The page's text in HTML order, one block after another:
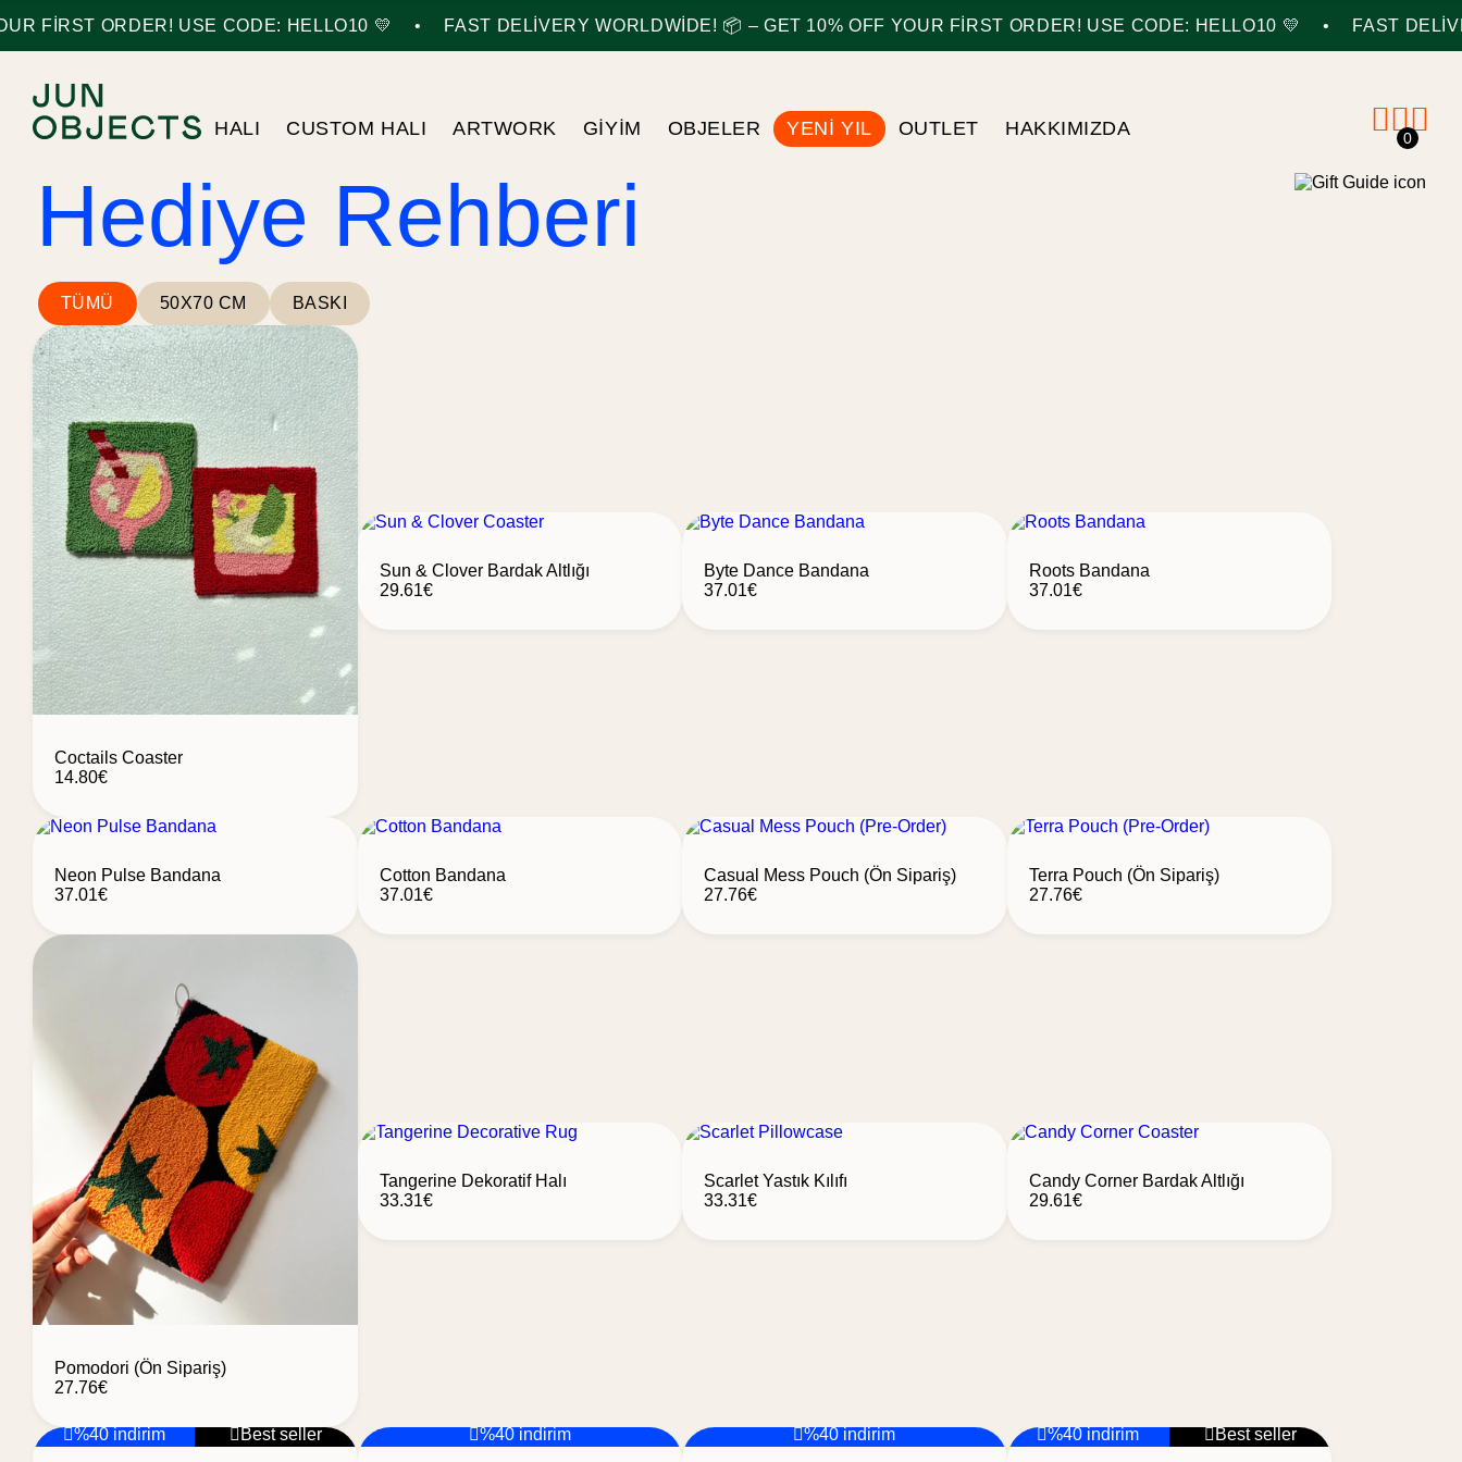
FIRST ORDER! USE CODE: HELLO10 💛 FAST DELIVERY WORLDWIDE! 📦 – GET 10% OFF YOUR FIRST ORDER! USE CODE: HELLO10 💛 FAST
HALI CUSTOM HALI ARTWORK GIYIM OBJELER YENI YIL OUTLET HAKKIMIZDA 0
Hediye Rehberi
TÜMÜ 50X70 CM BASKI
Coctails Coaster
14.80€
Sun & Clover Bardak Altlığı
29.61€
Byte Dance Bandana
37.01€
Roots Bandana
37.01€
Neon Pulse Bandana
37.01€
Cotton Bandana
37.01€
Casual Mess Pouch (Ön Sipariş)
27.76€
Terra Pouch (Ön Sipariş)
27.76€
Pomodori (Ön Sipariş)
27.76€
Tangerine Dekoratif Halı
33.31€
Scarlet Yastık Kılıfı
33.31€
Candy Corner Bardak Altlığı
29.61€
%40 indirim Best seller %40 indirim %40 indirim %40 indirim Best seller